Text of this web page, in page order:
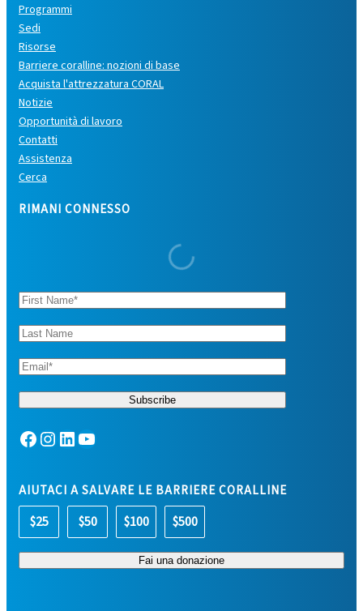
Programmi
Sedi
Risorse
Barriere coralline: nozioni di base
Acquista l'attrezzatura CORAL
Notizie
Opportunità di lavoro
Contatti
Assistenza
Cerca
RIMANI CONNESSO
Facebook Instagram LinkedIn YouTube
AIUTACI A SALVARE LE BARRIERE CORALLINE
$25 $50 $100 $500